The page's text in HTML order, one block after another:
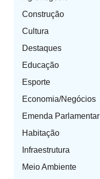
Construção
Cultura
Destaques
Educação
Esporte
Economia/Negócios
Emenda Parlamentar
Habitação
Infraestrutura
Meio Ambiente